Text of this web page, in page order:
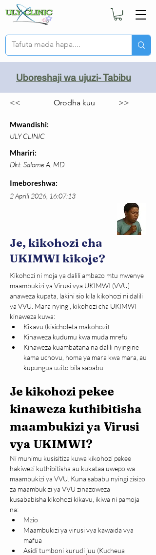
Uboreshaji wa ujuzi- Tabibu
<< Orodha kuu >>
Mwandishi:
ULY CLINIC
Mhariri:
Dkt. Salome A, MD
Imeboreshwa:
2 Aprili 2026, 16:07:13
Je, kikohozi cha
UKIMWI kikoje?
Kikohozi ni moja ya dalili ambazo mtu mwenye
maambukizi ya Virusi vya UKIMWI (VVU)
anaweza kupata, lakini sio kila kikohozi ni dalili
ya VVU. Mara nyingi, kikohozi cha UKIMWI
kinaweza kuwa:
Kikavu (kisicholeta makohozi)
Kinaweza kudumu kwa muda mrefu
Kinaweza kuambatana na dalili nyingine
kama uchovu, homa ya mara kwa mara, au
kupungua uzito bila sababu
Je kikohozi pekee
kinaweza kuthibitisha
maambukizi ya Virusi
vya UKIMWI?
Ni muhimu kusisitiza kuwa kikohozi pekee
hakiwezi kuthibitisha au kukataa uwepo wa
maambukizi ya VVU. Kuna sababu nyingi zisizo
za maambukizi ya VVU zinazoweza
kusababisha kikohozi kikavu, ikiwa ni pamoja
na:
Mzio
Maambukizi ya virusi vya kawaida vya
mafua
Asidi tumboni kurudi juu (Kucheua